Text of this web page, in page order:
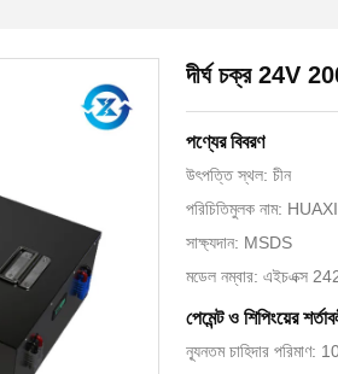
দীর্ঘ চক্র 24V
পণ্যের বিবরণ
উৎপত্তি স্থল: চীন
পরিচিতিমুলক নাম:
সাক্ষ্যদান: MSDS
মডেল নম্বার: এইচএক্স
পেমেন্ট ও শিপিংয়ের
ন্যূনতম চাহিদার পরিমাণ: